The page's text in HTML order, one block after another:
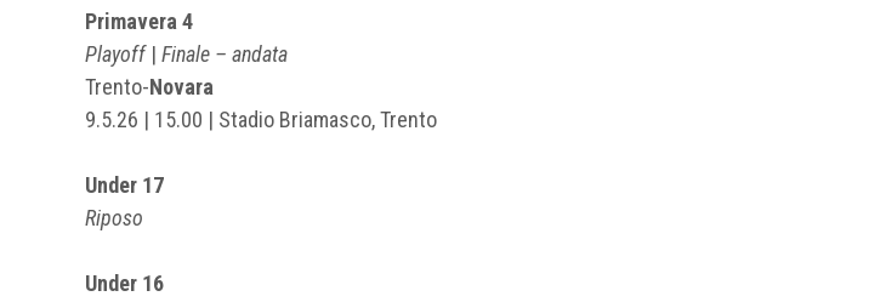
Primavera 4
Playoff| Finale – andata
Trento-Novara
9.5.26 | 15.00 | Stadio Briamasco, Trento
Under 17
Riposo
Under 16